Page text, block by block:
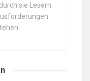
sie Lesern